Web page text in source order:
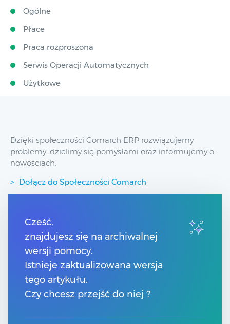
Ogólne
Płace
Praca rozproszona
Serwis Operacji Automatycznych
Użytkowe
Dzięki społeczności Comarch ERP rozwiązujemy
problemy, dzielimy się pomysłami oraz informujemy o
nowościach.
Dołącz do Społeczności Comarch
Przydatne linki
Spis treści
Pomoc Comarch Betterfly
Pomoc Comarch e-Sklep
Pomoc Comarch HRM
Kontakt
Znajdź Partnera Comarch
Cześć,
znajdujesz się na archiwalnej
wersji pomocy.
Istnieje zaktualizowana wersja
tego artykułu.
Czy chcesz przejść do niej ?